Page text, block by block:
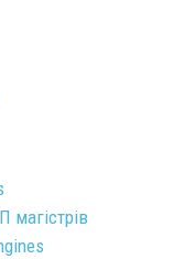
магістрів